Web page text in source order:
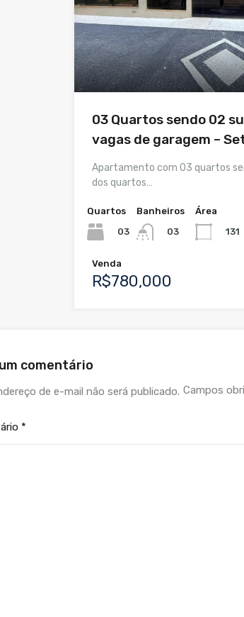
03 Quartos sendo 02
vagas de garagem –
Apartamento com 03 quartos
dos quartos…
Quartos
03
Banheiros
03
Área
131
Venda
R$780,000
comentário
de e-mail não será publicado. Campos
*